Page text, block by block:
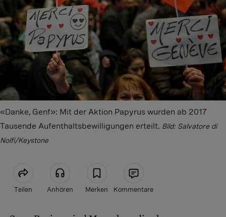
«Danke, Genf»: Mit der Aktion Papyrus wurden ab 2017
Tausende Aufenthaltsbewilligungen erteilt. Bild: Salvatore di
Nolfi/Keystone
Teilen Anhören Merken Kommentare